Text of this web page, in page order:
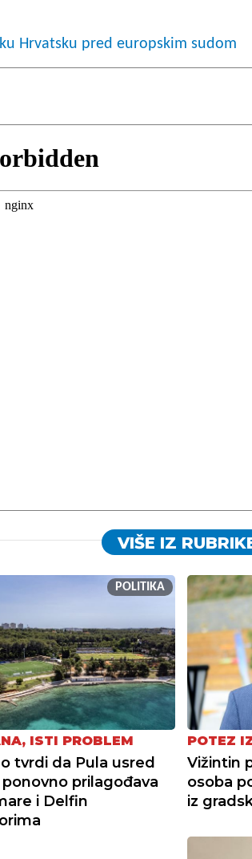
Hrvatsku pred europskim sudom
VIŠE IZ
POLITIKA
ISTI PROBLEM
tvrdi da Pula usred
prilagođava
i Delfin
POTEZ
Vižintin
osoba
iz